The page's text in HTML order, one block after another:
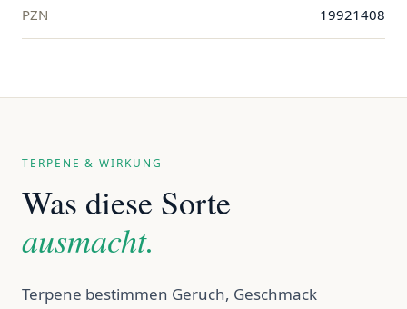
PZN 19921408
TERPENE & WIRKUNG
Was diese Sorte
ausmacht.
Terpene bestimmen Geruch, Geschmack